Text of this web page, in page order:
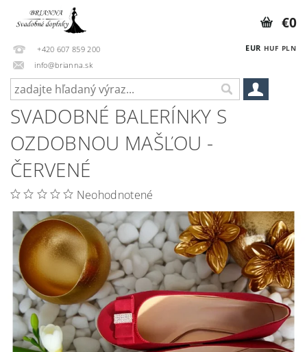
+420 607 859 200
info@brianna.sk
EUR HUF PLN
€0
SVADOBNÉ BALERÍNKY S
OZDOBNOU MAŠĽOU -
ČERVENÉ
Neohodnotené